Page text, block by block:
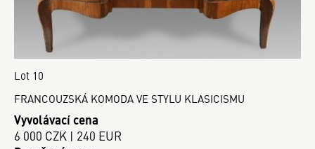
Lot 10
FRANCOUZSKÁ KOMODA VE STYLU KLASICISMU
Vyvolávací cena
6 000 CZK | 240 EUR